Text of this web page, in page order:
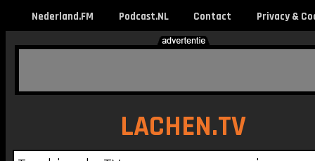
Nederland.FM Podcast.NL Contact Privacy &
LACHEN.TV